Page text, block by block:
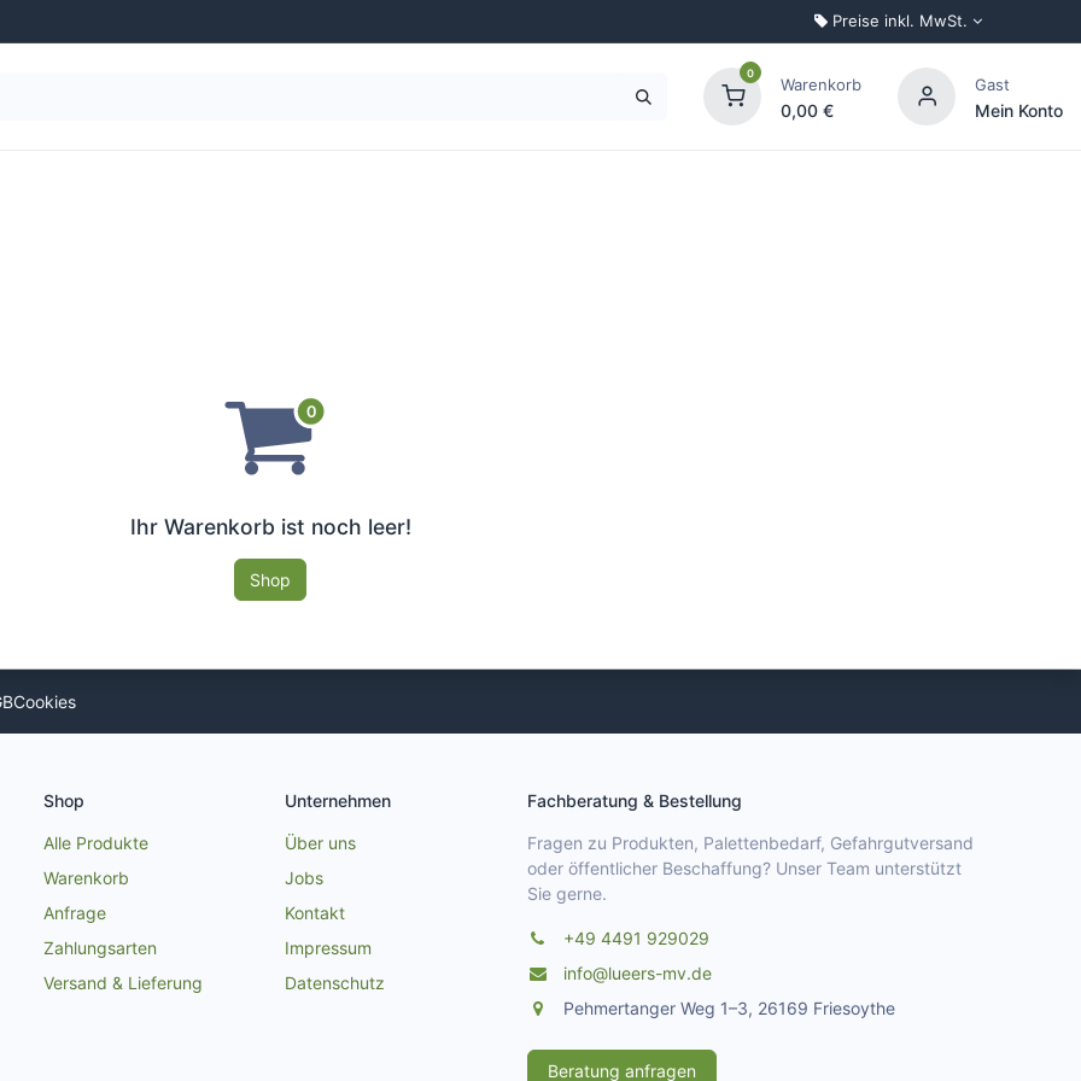
Preise inkl. MwSt.
0
Warenkorb
0,00 €
Gast
Mein Konto
Ihr Warenkorb ist noch leer!
Shop
Cookies
Shop
Alle Produkte
Warenkorb
Anfrage
Zahlungsarten
Versand & Lieferung
Unternehmen
Über uns
Jobs
Kontakt
Impressum
Datenschutz
Fachberatung & Bestellung
Fragen zu Produkten, Palettenbedarf, Gefahrgutversand
oder öffentlicher Beschaffung? Unser Team unterstützt
Sie gerne.
+49 4491 929029
info@lueers-mv.de
Pehmertanger Weg 1–3, 26169 Friesoythe
Beratung anfragen